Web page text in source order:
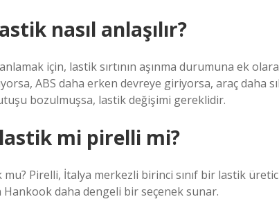
nasıl anlaşılır?
anlamak için, lastik sırtının aşınma durumuna ek
ABS daha erken devreye giriyorsa, araç daha
bozulmuşsa, lastik değişimi gereklidir.
mi pirelli mi?
Pirelli, İtalya merkezli birinci sınıf bir lastik
daha dengeli bir seçenek sunar.